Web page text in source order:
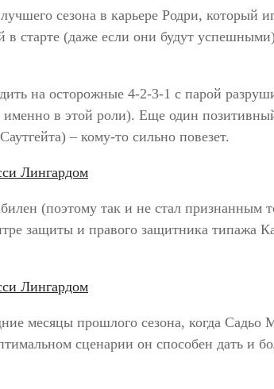
сезона в карьере Родри, который
в старте (даже если они будут
на осторожные 4-2-3-1 с парой
именно в этой роли). Еще один
– кому-то сильно повезет.
(поэтому так и не стал признанным
защиты и правого защитника типажа
месяцы прошлого сезона, когда Садьо
сценарии он способен дать и